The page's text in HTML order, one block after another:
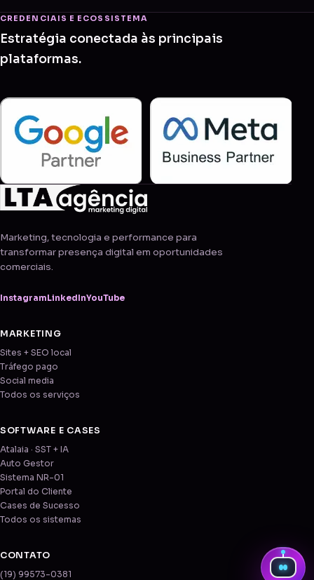
CREDENCIAIS E ECOSSISTEMA
Estratégia conectada às principais
plataformas.
Marketing, tecnologia e performance para
transformar presença digital em oportunidades
comerciais.
Instagram LinkedInYouTube
MARKETING
Sites + SEO local
Tráfego pago
Social media
Todos os serviços
SOFTWARE E CASES
Atalaia · SST + IA
Auto Gestor
Sistema NR-01
Portal do Cliente
Cases de Sucesso
Todos os sistemas
CONTATO
(19) 99573-0381